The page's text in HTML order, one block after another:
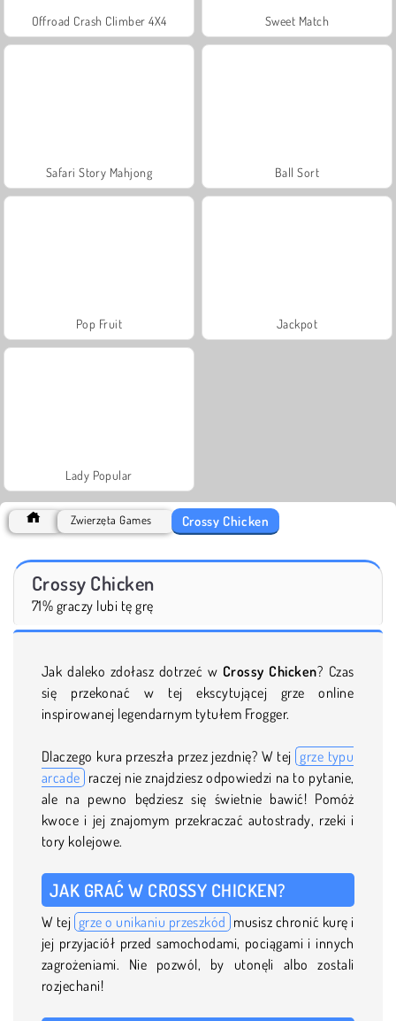
Offroad Crash Climber 4X4 Sweet Match
Safari Story Mahjong Ball Sort
Pop Fruit Jackpot
Lady Popular
Zwierzęta Games Crossy Chicken
Crossy Chicken
71% graczy lubi tę grę
Jak daleko zdołasz dotrzeć w Crossy Chicken? Czas
się przekonać w tej ekscytującej grze online
inspirowanej legendarnym tytułem Frogger.
Dlaczego kura przeszła przez jezdnię? W tej grze typu
arcade raczej nie znajdziesz odpowiedzi na to pytanie,
ale na pewno będziesz się świetnie bawić! Pomóż
kwoce i jej znajomym przekraczać autostrady, rzeki i
tory kolejowe.
JAK GRAĆ W CROSSY CHICKEN?
W tej grze o unikaniu przeszkód musisz chronić kurę i
jej przyjaciół przed samochodami, pociągami i innych
zagrożeniami. Nie pozwól, by utonęli albo zostali
rozjechani!